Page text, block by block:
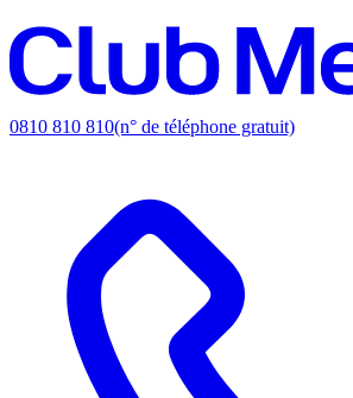
0810 810 810(n° de téléphone gratuit)